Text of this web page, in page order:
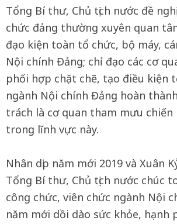
Tổng Bí thư, Chủ tịch nước đề
chức đảng thường xuyên quan
đạo kiện toàn tổ chức, bộ máy,
Nội chính Đảng; chỉ đạo các cơ
phối hợp chặt chẽ, tạo điều kiện
ngành Nội chính Đảng hoàn
trách là cơ quan tham mưu chiến
trong lĩnh vực này.
Nhân dịp năm mới 2019 và Xuân
Tổng Bí thư, Chủ tịch nước chúc
công chức, viên chức ngành Nội
năm mới dồi dào sức khỏe, hạnh